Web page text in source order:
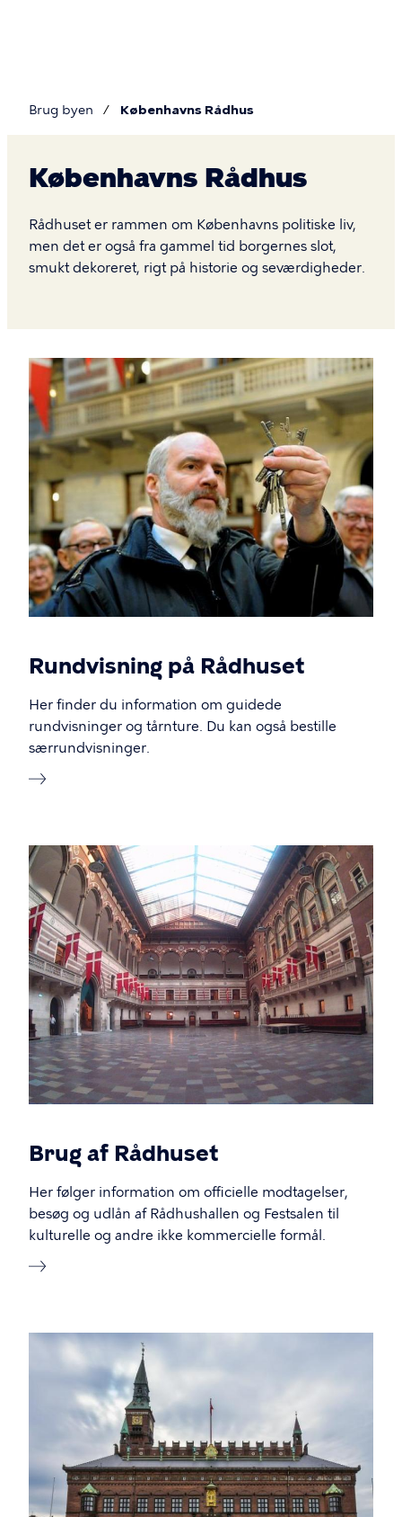
er
her
Brug byen Københavns Rådhus
Københavns
Rådhus
Københavns Rådhus
Rådhuset er rammen om Københavns politiske liv,
men det er også fra gammel tid borgernes slot,
smukt dekoreret, rigt på historie og seværdigheder.
Rundvisning på Rådhuset
Her finder du information om guidede
rundvisninger og tårnture. Du kan også bestille
særrundvisninger.
Brug af Rådhuset
Her følger information om officielle modtagelser,
besøg og udlån af Rådhushallen og Festsalen til
kulturelle og andre ikke kommercielle formål.